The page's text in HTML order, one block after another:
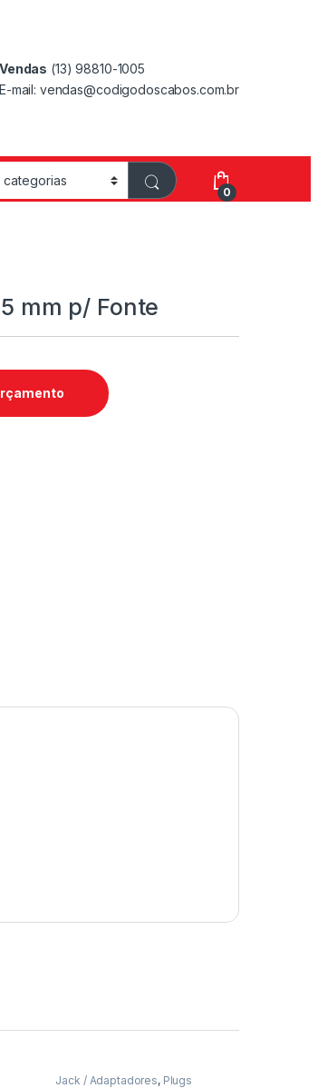
Vendas (13) 98810-1005
E-mail: vendas@codigodoscabos.com.br
0
mm p/ Fonte
Jack / Adaptadores, Plugs